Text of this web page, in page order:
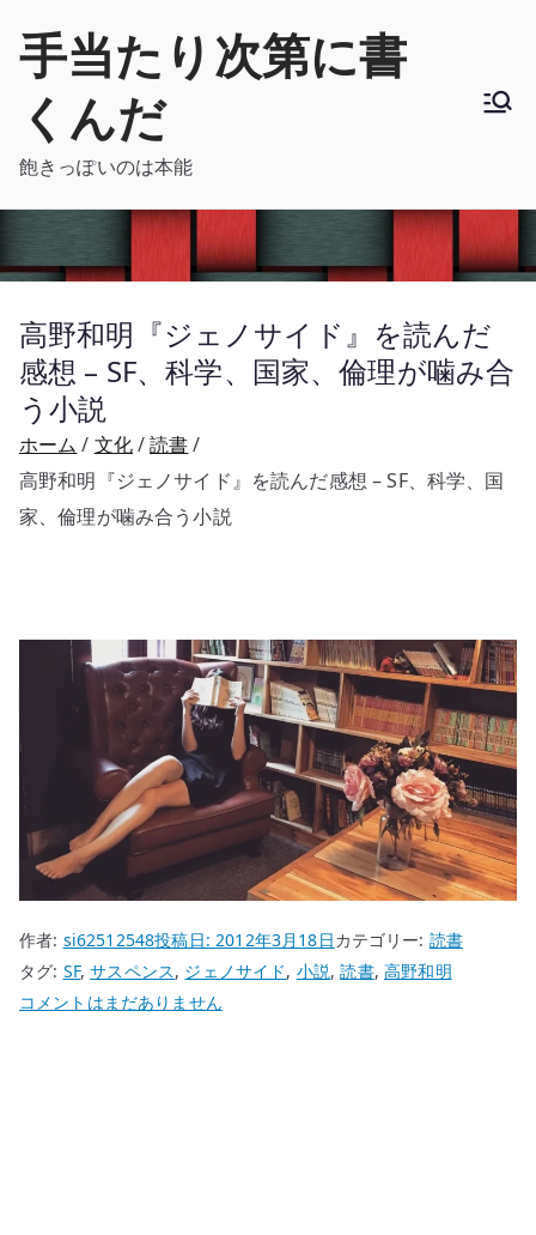
手当たり次第に書
くんだ
飽きっぽいのは本能
高野和明『ジェノサイド』を読んだ
感想 – SF、科学、国家、倫理が噛み合
う小説
ホーム 文化
読書
高野和明『ジェノサイド』を読んだ感想 – SF、科学、国
家、倫理が噛み合う小説
作者: si62512548投稿日:2012年3月18日カテゴリー: 読書
タグ: SF,サスペンス, ジェノサイド, 小説,読書,高野和明
高
コメントはまだありません